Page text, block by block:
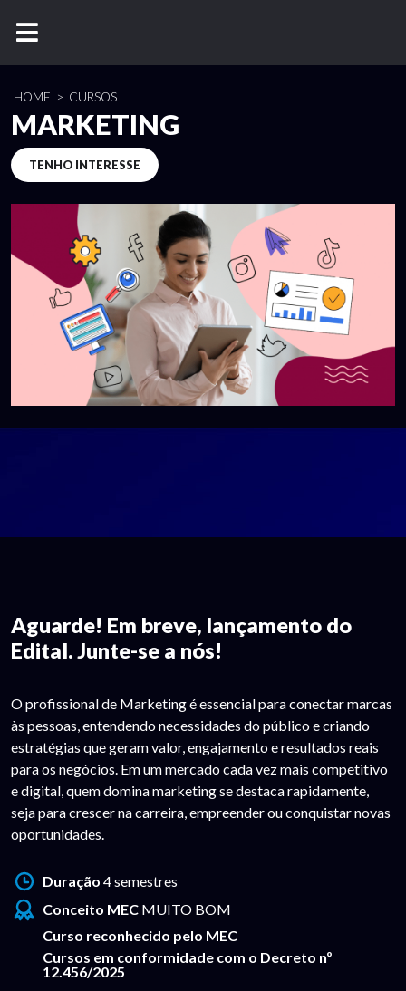
HOME > CURSOS
MARKETING
TENHO INTERESSE
Aguarde! Em breve, lançamento do
Edital. Junte-se a nós!
O profissional de Marketing é essencial para conectar marcas
às pessoas, entendendo necessidades do público e criando
estratégias que geram valor, engajamento e resultados reais
para os negócios. Em um mercado cada vez mais competitivo
e digital, quem domina marketing se destaca rapidamente,
seja para crescer na carreira, empreender ou conquistar novas
oportunidades.
Duração 4 semestres
Conceito MEC MUITO BOM
Curso reconhecido pelo MEC
Cursos em conformidade com o Decreto nº
12.456/2025